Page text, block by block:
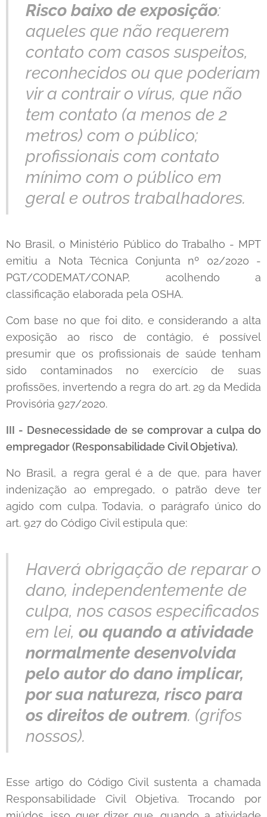
Risco baixo de exposição:
aqueles que não requerem
contato com casos suspeitos,
reconhecidos ou que poderiam
vir a contrair o vírus, que não
tem contato (a menos de 2
metros) com o público;
profissionais com contato
mínimo com o público em
geral e outros trabalhadores.
No Brasil, o Ministério Público do Trabalho - MPT
emitiu a Nota Técnica Conjunta nº 02/2020 -
PGT/CODEMAT/CONAP, acolhendo a
classificação elaborada pela OSHA.
Com base no que foi dito, e considerando a alta
exposição ao risco de contágio, é possível
presumir que os profissionais de saúde tenham
sido contaminados no exercício de suas
profissões, invertendo a regra do art. 29 da Medida
Provisória 927/2020.
III - Desnecessidade de se comprovar a culpa do
empregador (Responsabilidade Civil Objetiva).
No Brasil, a regra geral é a de que, para haver
indenização ao empregado, o patrão deve ter
agido com culpa. Todavia, o parágrafo único do
art. 927 do Código Civil estipula que:
Haverá obrigação de reparar o
dano, independentemente de
culpa, nos casos especificados
em lei, ou quando a atividade
normalmente desenvolvida
pelo autor do dano implicar,
por sua natureza, risco para
os direitos de outrem. (grifos
nossos).
Esse artigo do Código Civil sustenta a chamada
Responsabilidade Civil Objetiva. Trocando por